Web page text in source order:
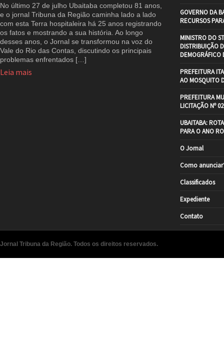
No último 27 de julho Ubaitaba completou 81 anos,
e o jornal Tribuna da Região caminha lado a lado
com esta Terra hospitaleira há 25 anos registrando
os fatos e mostrando a sua história. Ao longo
desses anos, o Jornal se transformou na voz do
Vale do Rio das Contas, discutindo os principais
problemas enfrentados […]
Leia mais
GOVERNO DA
RECURSOS
MINISTRO DO
DISTRIBUIÇÃO
DEMOGRÁFICO
PREFEITURA
AO MOSQUITO
PREFEITURA
LICITAÇÃO Nº
UBAITABA:
PARA O ANO
O Jornal
Como
Classificados
Expediente
Contato
Jornal Tribuna da Região. Todos os direitos reservados.